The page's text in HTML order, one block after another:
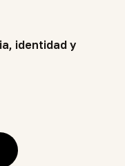
identidad y